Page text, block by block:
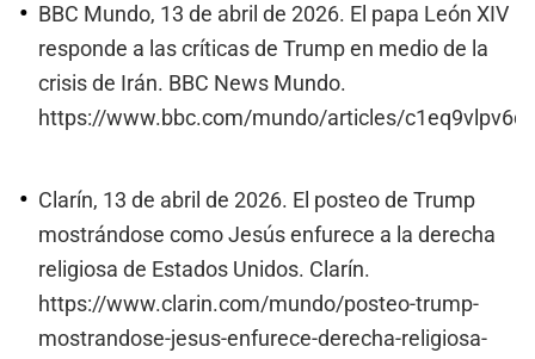
BBC Mundo, 13 de abril de 2026. El papa León XIV
responde a las críticas de Trump en medio de la
crisis de Irán. BBC News Mundo.
https://www.bbc.com/mundo/articles/
Clarín, 13 de abril de 2026. El posteo de Trump
mostrándose como Jesús enfurece a la derecha
religiosa de Estados Unidos. Clarín.
https://www.clarin.com/mundo/posteo-trump-
mostrandose-jesus-enfurece-derecha-religiosa-